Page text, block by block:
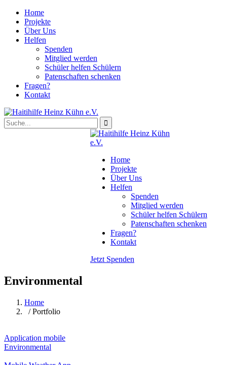
Home
Projekte
Über Uns
Helfen
Spenden
Mitglied werden
Schüler helfen Schülern
Patenschaften schenken
Fragen?
Kontakt
Home
Projekte
Über Uns
Helfen
Spenden
Mitglied werden
Schüler helfen Schülern
Patenschaften schenken
Fragen?
Kontakt
Jetzt Spenden
Environmental
Home
/ Portfolio
Application mobile
Environmental